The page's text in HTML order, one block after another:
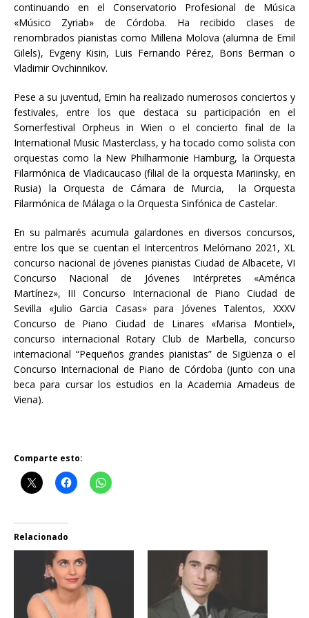
continuando en el Conservatorio Profesional de Música
«Músico Zyriab» de Córdoba. Ha recibido clases de
renombrados pianistas como Millena Molova (alumna de Emil
Gilels), Evgeny Kisin, Luis Fernando Pérez, Boris Berman o
Vladimir Ovchinnikov.
Pese a su juventud, Emin ha realizado numerosos conciertos y
festivales, entre los que destaca su participación en el
Somerfestival Orpheus in Wien o el concierto final de la
International Music Masterclass, y ha tocado como solista con
orquestas como la New Philharmonie Hamburg, la Orquesta
Filarmónica de Vladicaucaso (filial de la orquesta Mariinsky, en
Rusia) la Orquesta de Cámara de Murcia, la Orquesta
Filarmónica de Málaga o la Orquesta Sinfónica de Castelar.
En su palmarés acumula galardones en diversos concursos,
entre los que se cuentan el Intercentros Melómano 2021, XL
concurso nacional de jóvenes pianistas Ciudad de Albacete, VI
Concurso Nacional de Jóvenes Intérpretes «América
Martínez», III Concurso Internacional de Piano Ciudad de
Sevilla «Julio Garcia Casas» para Jóvenes Talentos, XXXV
Concurso de Piano Ciudad de Linares «Marisa Montiel»,
concurso internacional Rotary Club de Marbella, concurso
internacional “Pequeños grandes pianistas” de Sigüenza o el
Concurso Internacional de Piano de Córdoba (junto con una
beca para cursar los estudios en la Academia Amadeus de
Viena).
Comparte esto:
Relacionado